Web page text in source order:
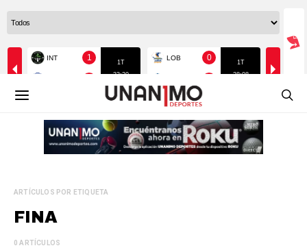
ARTÍCULOS POR ETIQUETA
FINA
0 ARTÍCULOS